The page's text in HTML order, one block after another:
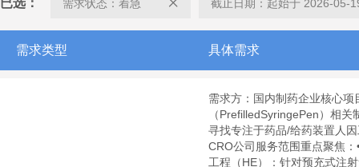
已选： 需求状态：着急 截止日期：起始于 2026-05-
需求类型 具体需求
需求方：国内制药企业核心项
（PrefilledSyringePen）相
寻找专注于药品/给药装置人
CRO公司服务范围重点聚焦
工程（HE）：针对预充式注